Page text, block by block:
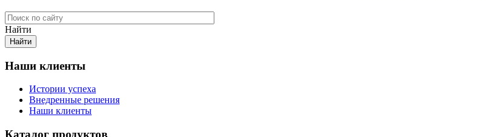
Найти
Наши клиенты
Истории успеха
Внедренные решения
Наши клиенты
Каталог продуктов